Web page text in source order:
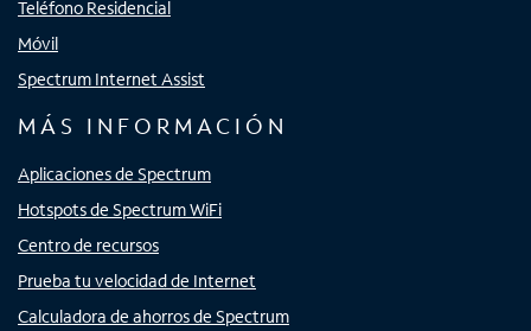
Teléfono Residencial
Móvil
Spectrum Internet Assist
MÁS INFORMACIÓN
Aplicaciones de Spectrum
Hotspots de Spectrum WiFi
Centro de recursos
Prueba tu velocidad de Internet
Calculadora de ahorros de Spectrum